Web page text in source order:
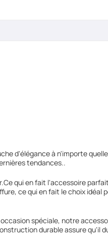
d'élégance à n'importe
tendances..
qui en fait l'accessoire
ce qui en fait le choix idéal
spéciale, notre
durable assure qu'il